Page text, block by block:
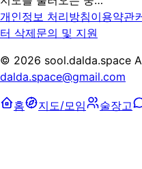
개인정보 처리방침이용약관
터 삭제문의 및 지원
© 2026 sool.dalda.space
dalda.space@gmail.com
홈 지도/모임 술장고